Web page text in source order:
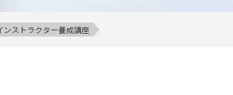
ンストラクター養成講座